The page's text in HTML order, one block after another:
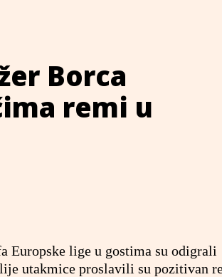
Borca
remi u
Europske lige u gostima su odigrali
utakmice proslavili su pozitivan